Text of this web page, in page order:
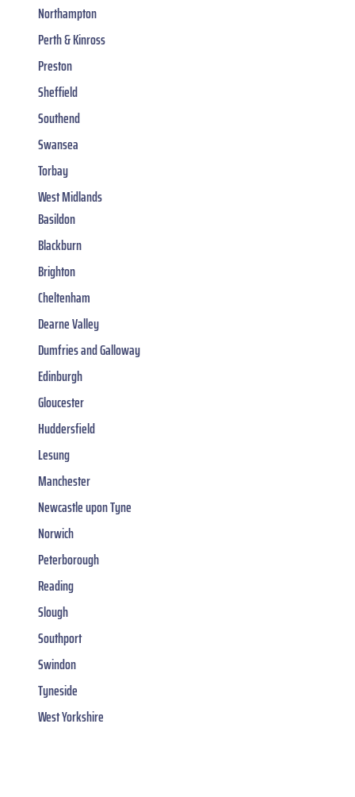
Northampton
Perth & Kinross
Preston
Sheffield
Southend
Swansea
Torbay
West Midlands
Basildon
Blackburn
Brighton
Cheltenham
Dearne Valley
Dumfries and Galloway
Edinburgh
Gloucester
Huddersfield
Lesung
Manchester
Newcastle upon Tyne
Norwich
Peterborough
Reading
Slough
Southport
Swindon
Tyneside
West Yorkshire